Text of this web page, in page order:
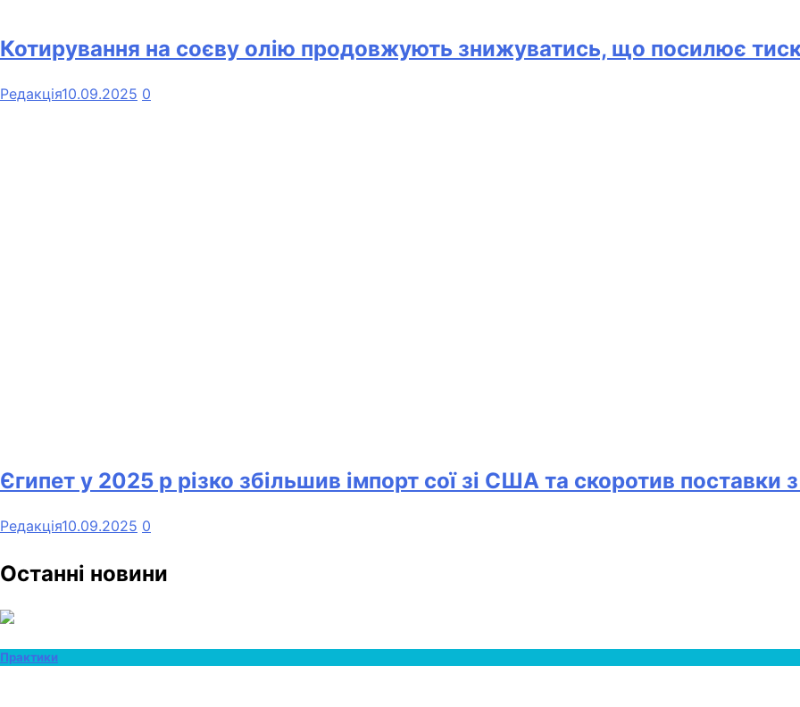
Котирування на соєву олію продовжують знижуватись, що посилює тиск
Редакція10.09.2025 0
Єгипет у 2025 р різко збільшив імпорт сої зі США та скоротив поставки
Редакція10.09.2025 0
Останні новини
Практики